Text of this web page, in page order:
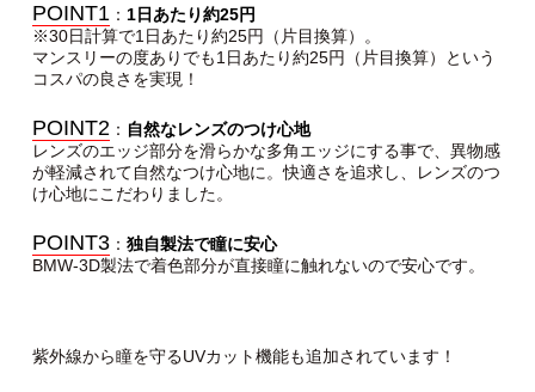
POINT1 ： 1日あたり約25円
※30日計算で1日あたり約25円（片目換算）。
マンスリーの度ありでも1日あたり約25円（片目換算）という
コスパの良さを実現！
POINT2 ： 自然なレンズのつけ心地
レンズのエッジ部分を滑らかな多角エッジにする事で、異物感
が軽減されて自然なつけ心地に。快適さを追求し、レンズのつ
け心地にこだわりました。
POINT3： 独自製法で瞳に安心
BMW-3D製法で着色部分が直接瞳に触れないので安心です。
紫外線から瞳を守るUVカット機能も追加されています！